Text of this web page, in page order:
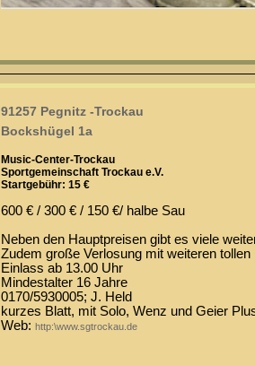
91257 Pegnitz -Trockau
Bockshügel 1a
Music-Center-Trockau
Sportgemeinschaft Trockau e.V.
Startgebühr: 15 €
600 € / 300 € / 150 €/ halbe Sau
Neben den Hauptpreisen gibt es viele
Zudem große Verlosung mit weiteren
Einlass ab 13.00 Uhr
Mindestalter 16 Jahre
0170/5930005; J. Held
kurzes Blatt, mit Solo, Wenz und Geier
Web: http:\www.sgtrockau.de